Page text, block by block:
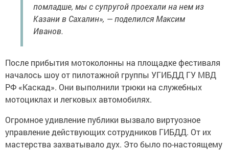
помладше, мы с супругой проехали на нем из
Казани в Сахалин», — поделился Максим
Иванов.
После прибытия мотоколонны на площадке фестиваля
началось шоу от пилотажной группы УГИБДД ГУ МВД
РФ «Каскад». Они выполнили трюки на служебных
мотоциклах и легковых автомобилях.
Огромное удивление публики вызвало виртуозное
управление действующих сотрудников ГИБДД. От их
мастерства захватывало дух. Это было по-настоящему